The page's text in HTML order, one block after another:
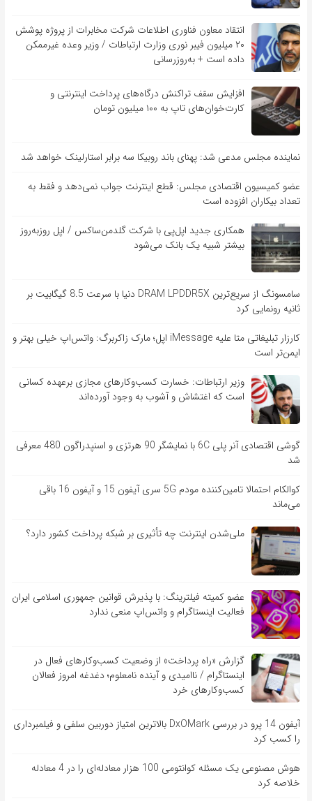
انتقاد معاون فناوری اطلاعات شرکت مخابرات از پروژه پوشش
۲۰ میلیون فیبر نوری وزارت ارتباطات / وزیر وعده غیرممکن
داده است + به‌روزرسانی
افزایش سقف تراکنش درگاه‌های پرداخت اینترنتی و
کارت‌خوان‌های تاپ به ۱۰۰ میلیون تومان
نماینده مجلس مدعی شد: پهنای باند روبیکا سه برابر استارلینک خواهد شد
عضو کمیسیون اقتصادی مجلس: قطع اینترنت جواب نمی‌دهد و فقط به
تعداد بیکاران افزوده است
همکاری جدید اپل‌پی با شرکت گلدمن‌ساکس / اپل روزبه‌روز
بیشتر شبیه یک بانک می‌شود
سامسونگ از سریع‌ترین DRAM LPDDR5X دنیا با سرعت 8.5 گیگابیت بر
ثانیه رونمایی کرد
کارزار تبلیغاتی متا علیه iMessage اپل؛ مارک زاکربرگ: واتس‌اپ خیلی بهتر و
ایمن‌تر است
وزیر ارتباطات: خسارت کسب‌وکارهای مجازی برعهده کسانی
است که اغتشاش و آشوب به وجود آورده‌اند
گوشی اقتصادی آنر پلی 6C با نمایشگر 90 هرتزی و اسنپدراگون 480 معرفی
شد
کوالکام احتمالا تامین‌کننده مودم 5G سری آیفون 15 و آیفون 16 باقی
می‌ماند
ملی‌شدن اینترنت چه تأثیری بر شبکه پرداخت کشور دارد؟
عضو کمیته فیلترینگ: با پذیرش قوانین جمهوری اسلامی ایران
فعالیت اینستاگرام و واتس‌اپ منعی ندارد
گزارش «راه پرداخت» از وضعیت کسب‌وکارهای فعال در
اینستاگرام / ناامیدی و آینده نامعلوم؛ دغدغه امروز فعالان
کسب‌وکارهای خرد
آیفون 14 پرو در بررسی DxOMark بالاترین امتیاز دوربین سلفی و فیلمبرداری
را کسب کرد
هوش مصنوعی یک مسئله کوانتومی 100 هزار معادله‌‎ای را در 4 معادله
خلاصه کرد